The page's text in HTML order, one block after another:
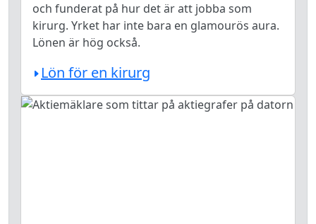
och funderat på hur det är att jobba som
kirurg. Yrket har inte bara en glamourös aura.
Lönen är hög också.
Lön för en kirurg